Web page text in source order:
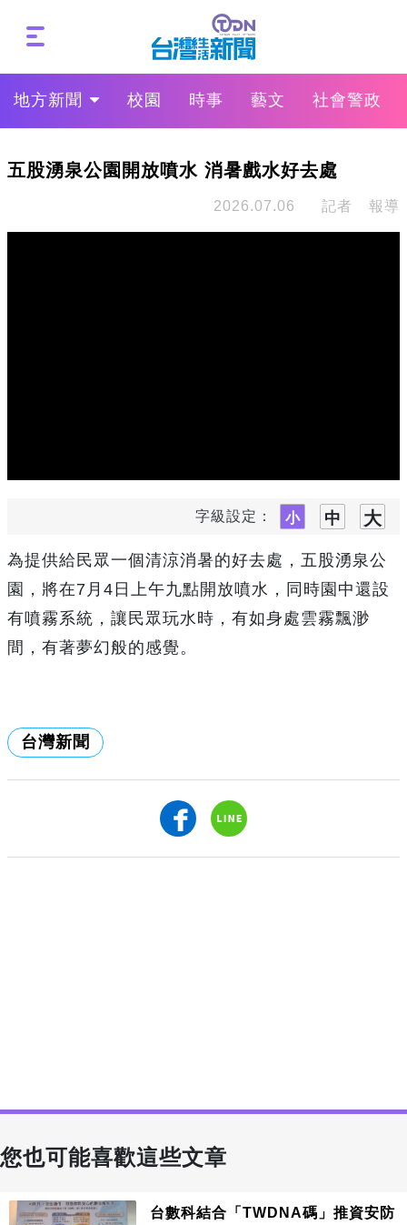
地方新聞 校園 時事 藝文 社會警政
五股湧泉公園開放噴水 消暑戲水好去處
2026.07.06 記者 報導
字級設定：
為提供給民眾一個清涼消暑的好去處，五股湧泉公
園，將在7月4日上午九點開放噴水，同時園中還設
有噴霧系統，讓民眾玩水時，有如身處雲霧飄渺
間，有著夢幻般的感覺。
台灣新聞
您也可能喜歡這些文章
台數科結合「TWDNA碼」推資安防